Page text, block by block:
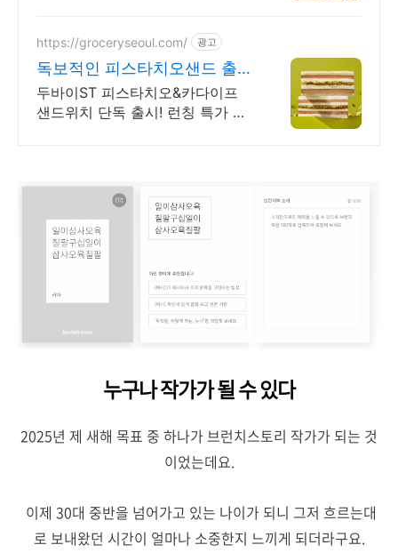
https://groceryseoul.com/ 광고
독보적인 피스타치오샌드 출시
저당+식이섬유로 건강하게
두바이ST 피스타치오&카다이프
샌드위치 단독 출시! 런칭 특가 최
누구나 작가가 될 수 있다
2025년 제 새해 목표 중 하나가 브런치스토리 작가가 되는 것
이었는데요.
이제 30대 중반을 넘어가고 있는 나이가 되니 그저 흐르는대
로 보내왔던 시간이 얼마나 소중한지 느끼게 되더라구요.